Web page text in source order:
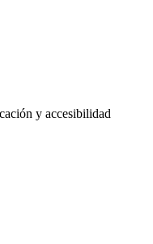
y accesibilidad